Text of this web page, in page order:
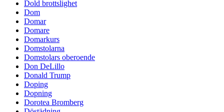
Dold brottslighet
Dom
Domar
Domare
Domarkurs
Domstolarna
Domstolars oberoende
Don DeLillo
Donald Trump
Doping
Dopning
Dorotea Bromberg